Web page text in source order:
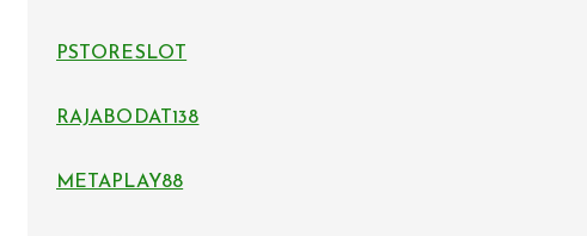
PSTORESLOT
RAJABODAT138
METAPLAY88